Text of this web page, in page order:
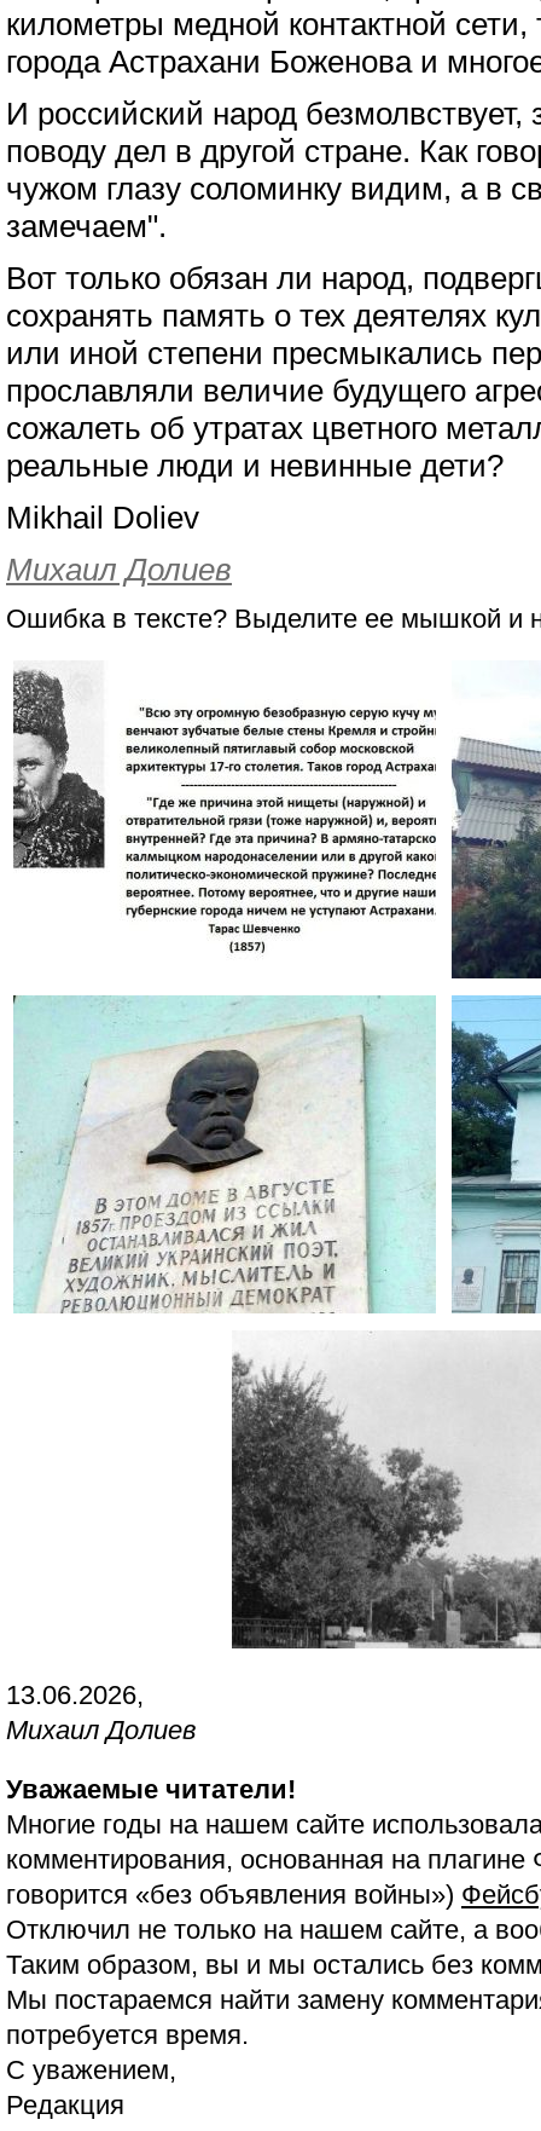
километры медной контактной
города Астрахани Боженова и
И российский народ безмолвствует,
поводу дел в другой стране. Как
чужом глазу соломинку видим, а в
замечаем".
Вот только обязан ли народ,
сохранять память о тех деятелях
или иной степени пресмыкались
прославляли величие будущего
сожалеть об утратах цветного
реальные люди и невинные дети?
Mikhail Doliev
Михаил Долиев
Ошибка в тексте? Выделите ее мышкой и
13.06.2026,
Михаил Долиев
Уважаемые читатели!
Многие годы на нашем сайте
комментирования, основанная на
говорится «без объявления войны»)
Отключил не только на нашем сайте, а
Таким образом, вы и мы остались без
Мы постараемся найти замену
потребуется время.
С уважением,
Редакция